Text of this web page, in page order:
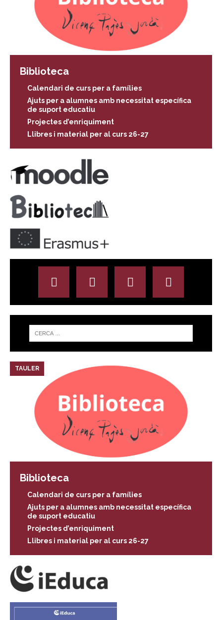
Biblioteca
Calendari de curs per a famílies
Ajuts per a alumnes amb necessitat específica
de suport educatiu
Projectes d’enriquiment
Llibres i material per al curs 26-27
TAULER
Biblioteca
Calendari de curs per a famílies
Ajuts per a alumnes amb necessitat específica
de suport educatiu
Projectes d’enriquiment
Llibres i material per al curs 26-27